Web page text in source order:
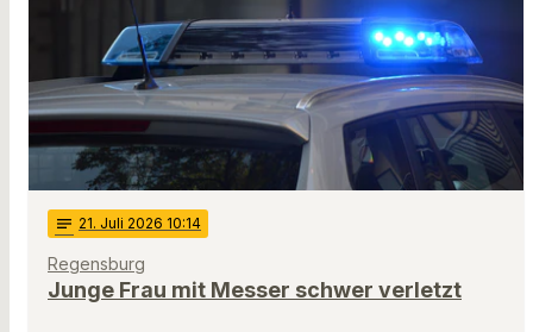
notes 21. Juli 2026 10:14
Regensburg
Junge Frau mit Messer schwer verletzt